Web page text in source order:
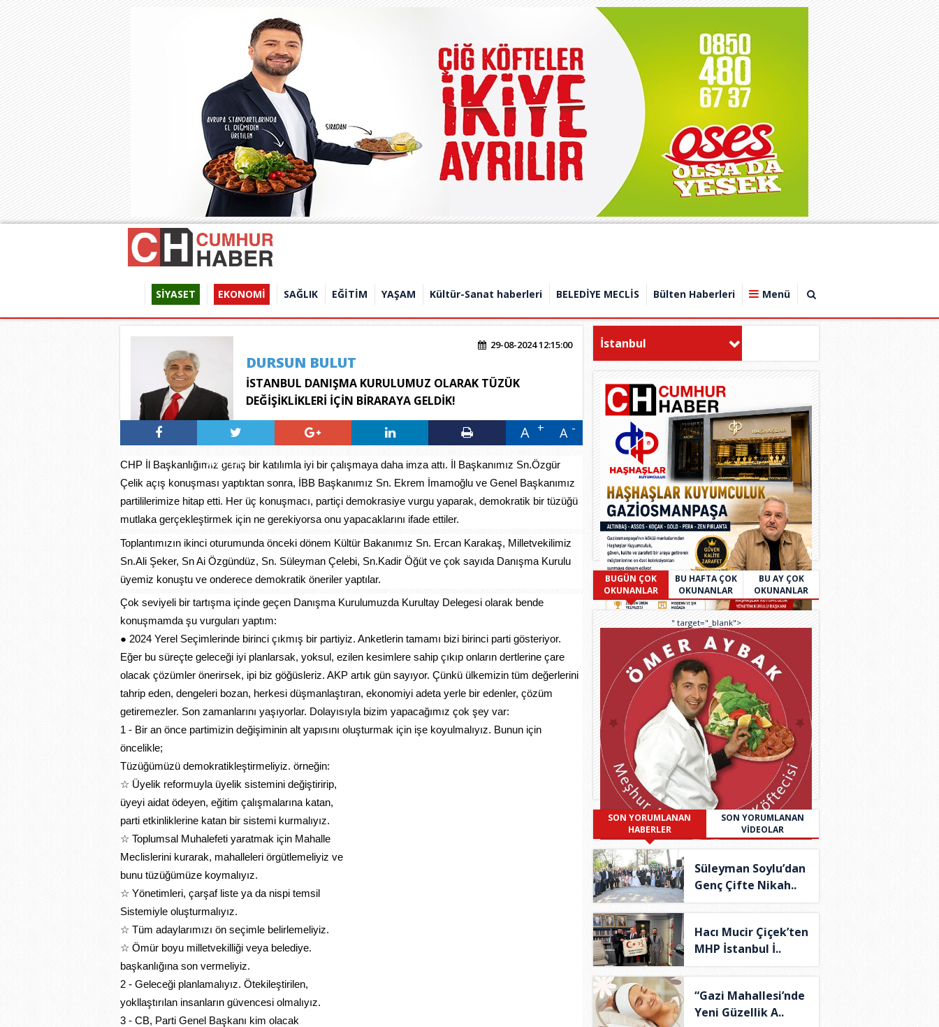
SİYASET EKONOMİ SAĞLIK EĞİTİM YAŞAM Kültür-Sanat haberleri BELEDİYE MECLİS Bülten Haberleri Menü
DURSUN BULUT
29-08-2024 12:15:00
İSTANBUL DANIŞMA KURULUMUZ OLARAK TÜZÜK
DEĞİŞİKLİKLERİ İÇİN BİRARAYA GELDİK!
Tweetle
A A
CHP İl Başkanlığımız geniş bir katılımla iyi bir çalışmaya daha imza attı. İl Başkanımız Sn.Özgür
Çelik açış konuşması yaptıktan sonra, İBB Başkanımız Sn. Ekrem İmamoğlu ve Genel Başkanımız
partililerimize hitap etti. Her üç konuşmacı, partiçi demokrasiye vurgu yaparak, demokratik bir tüzüğü
mutlaka gerçekleştirmek için ne gerekiyorsa onu yapacaklarını ifade ettiler.
Toplantımızın ikinci oturumunda önceki dönem Kültür Bakanımız Sn. Ercan Karakaş, Milletvekilimiz
Sn.Ali Şeker, Sn Ai Özgündüz, Sn. Süleyman Çelebi, Sn.Kadir Öğüt ve çok sayıda Danışma Kurulu
üyemiz konuştu ve onderece demokratik öneriler yaptılar.
Çok seviyeli bir tartışma içinde geçen Danışma Kurulumuzda Kurultay Delegesi olarak bende
konuşmamda şu vurguları yaptım:
● 2024 Yerel Seçimlerinde birinci çıkmış bir partiyiz. Anketlerin tamamı bizi birinci parti gösteriyor.
Eğer bu süreçte geleceği iyi planlarsak, yoksul, ezilen kesimlere sahip çıkıp onların dertlerine çare
olacak çözümler önerirsek, ipi biz göğüsleriz. AKP artık gün sayıyor. Çünkü ülkemizin tüm değerlerini
tahrip eden, dengeleri bozan, herkesi düşmanlaştıran, ekonomiyi adeta yerle bir edenler, çözüm
getiremezler. Son zamanlarını yaşıyorlar. Dolayısıyla bizim yapacağımız çok şey var:
1 - Bir an önce partimizin değişiminin alt yapısını oluşturmak için işe koyulmalıyız. Bunun için
öncelikle;
Tüzüğümüzü demokratikleştirmeliyiz. örneğin:
☆ Üyelik reformuyla üyelik sistemini değiştiririp,
üyeyi aidat ödeyen, eğitim çalışmalarına katan,
parti etkinliklerine katan bir sistemi kurmalıyız.
☆ Toplumsal Muhalefeti yaratmak için Mahalle
Meclislerini kurarak, mahalleleri örgütlemeliyiz ve
bunu tüzüğümüze koymalıyız.
☆ Yönetimleri, çarşaf liste ya da nispi temsil
Sistemiyle oluşturmalıyız.
☆ Tüm adaylarımızı ön seçimle belirlemeliyiz.
☆ Ömür boyu milletvekilliği veya belediye.
başkanlığına son vermeliyiz.
2 - Geleceği planlamalıyız. Ötekileştirilen,
yokllaştırılan insanların güvencesi olmalıyız.
3 - CB, Parti Genel Başkanı kim olacak
İstanbul
BUGÜN ÇOK
OKUNANLAR
BU HAFTA ÇOK
OKUNANLAR
BU AY ÇOK
OKUNANLAR
" target="_blank">
SON YORUMLANAN
HABERLER
SON YORUMLANAN
VİDEOLAR
Süleyman Soylu’dan
Genç Çifte Nikah..
Hacı Mucir Çiçek’ten
MHP İstanbul İ..
“Gazi Mahallesi’nde
Yeni Güzellik A..